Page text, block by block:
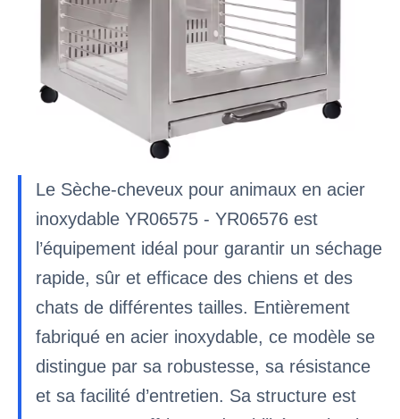
Le Sèche-cheveux pour animaux en acier
inoxydable YR06575 - YR06576 est
l’équipement idéal pour garantir un séchage
rapide, sûr et efficace des chiens et des
chats de différentes tailles. Entièrement
fabriqué en acier inoxydable, ce modèle se
distingue par sa robustesse, sa résistance
et sa facilité d’entretien. Sa structure est